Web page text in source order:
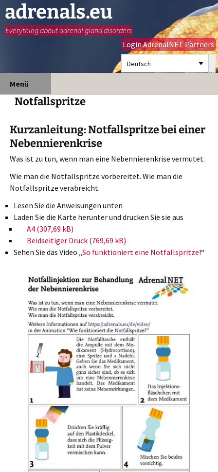
adrenals.eu
Everything about adrenal gland disorders
Login AdrenalNET Partners
Deutsch
Menü
springen
Notfallspritze
Kurzanleitung: Notfallspritze bei einer
Nebennierenkrise
Was ist zu tun, wenn man eine Nebennierenkrise vermutet.
Wie man die Notfallspritze vorbereitet. Wie man die
Notfallspritze verabreicht.
Lesen Sie die Anweisungen unten
Laden Sie die Karte herunter und drucken Sie sie aus
A4
Beidseitiger Druck
Sehen Sie das Video „So funktioniert eine Notfallspritze!“